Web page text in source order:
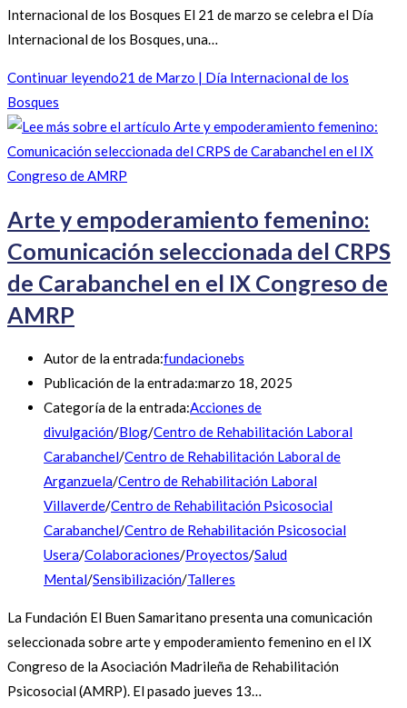
Internacional de los Bosques El 21 de marzo se celebra el Día
Internacional de los Bosques, una…
Continuar leyendo21 de Marzo | Día Internacional de los
Bosques
Arte y empoderamiento femenino:
Comunicación seleccionada del CRPS
de Carabanchel en el IX Congreso de
AMRP
Autor de la entrada:fundacionebs
Publicación de la entrada:marzo 18, 2025
Categoría de la entrada:Acciones de
divulgación/Blog/Centro de Rehabilitación Laboral
Carabanchel/Centro de Rehabilitación Laboral de
Arganzuela/Centro de Rehabilitación Laboral
Villaverde/Centro de Rehabilitación Psicosocial
Carabanchel/Centro de Rehabilitación Psicosocial
Usera/Colaboraciones/Proyectos/Salud
Mental/Sensibilización/Talleres
La Fundación El Buen Samaritano presenta una comunicación
seleccionada sobre arte y empoderamiento femenino en el IX
Congreso de la Asociación Madrileña de Rehabilitación
Psicosocial (AMRP). El pasado jueves 13…